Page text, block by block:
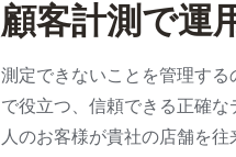
顧客計測で運
測定できないことを管理す
で役立つ、信頼できる正確
人のお客様が貴社の店舗を